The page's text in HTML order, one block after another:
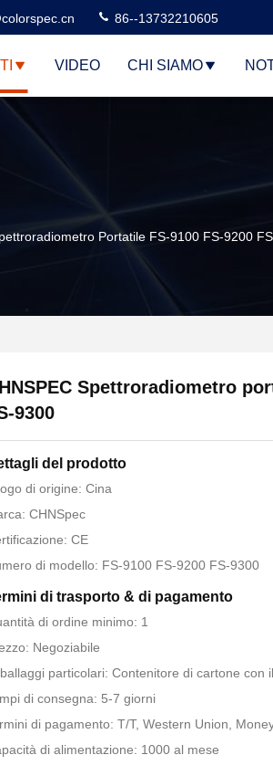
86--13732210605
VIDEO CHI SIAMO
Portatile FS-9100 FS-9200
Spettroradiometro
9300
del prodotto
di origine: Cina
CHNSpec
CE
di modello: FS-9100 FS-9200 FS-9300
di trasporto & di pagamento
di ordine minimo: 1
Negoziabile
particolari: Contenitore di cartone con
di consegna: 5-7 giorni
di pagamento: T/T, Western Union,
di alimentazione: 1000 al mese